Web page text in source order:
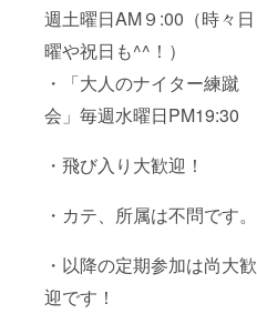
週土曜日AM９:00（時々日
曜や祝日も^^！）
・「大人のナイター練蹴
会」毎週水曜日PM19:30
・飛び入り大歓迎！
・カテ、所属は不問です。
・以降の定期参加は尚大歓
迎です！